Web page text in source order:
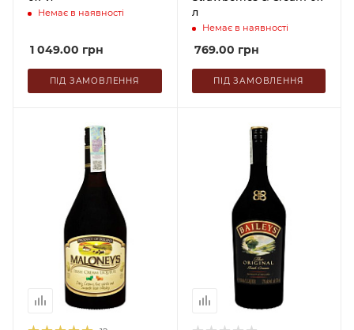
Немає в наявності
1 049.00 грн
ПІД ЗАМОВЛЕННЯ
л
Немає в наявності
769.00 грн
ПІД ЗАМОВЛЕННЯ